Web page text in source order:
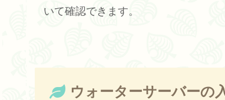
いて確認できます。
ウォーターサーバーの